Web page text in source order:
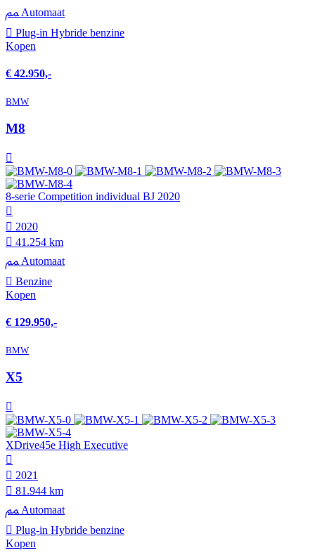
Automaat
Plug-in Hybride benzine
Kopen
€ 42.950,-
BMW
M8
8-serie Competition individual BJ 2020
2020
41.254 km
Automaat
Benzine
Kopen
€ 129.950,-
BMW
X5
XDrive45e High Executive
2021
81.944 km
Automaat
Plug-in Hybride benzine
Kopen